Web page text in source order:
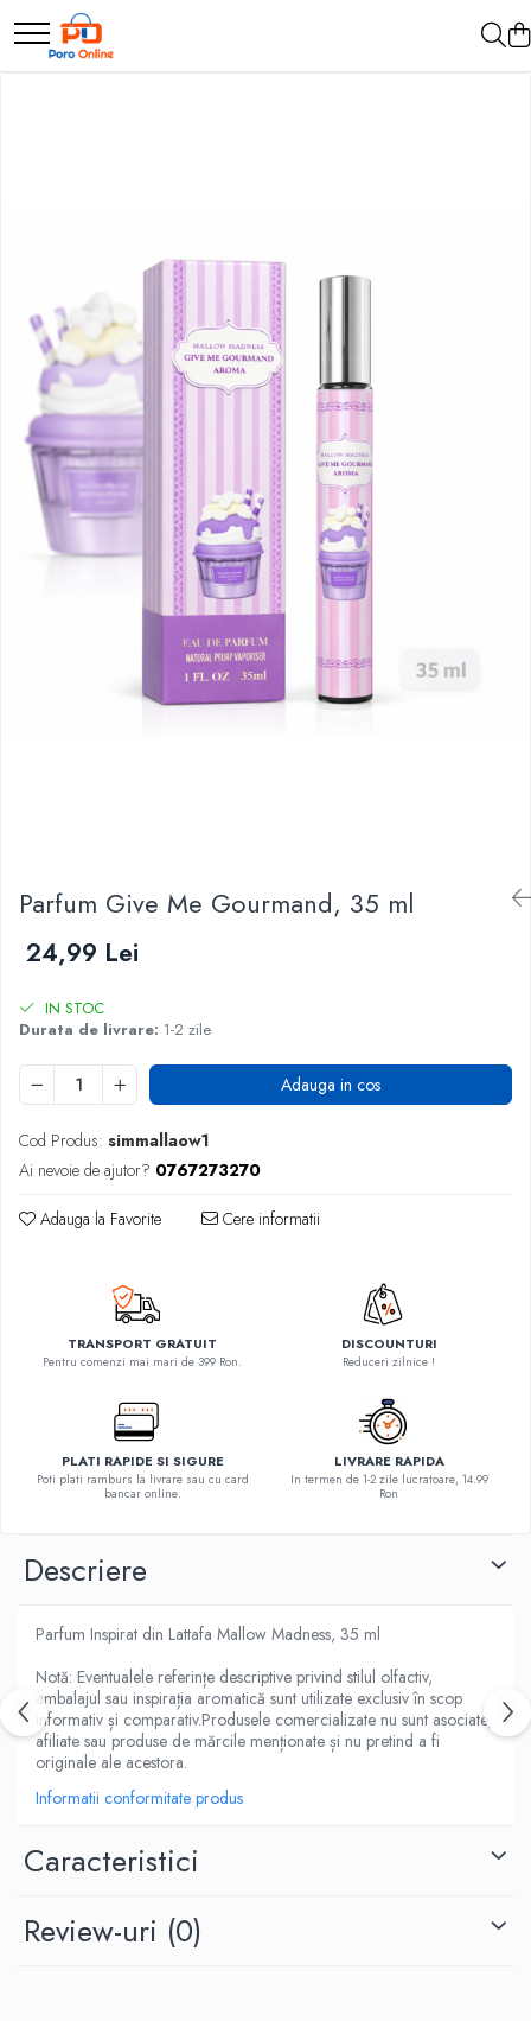
Parfum
Parfumuri Arabesti
Set Parfum
Parfum Give Me Gourmand, 35 ml
24,99 Lei
IN STOC
Durata de livrare: 1-2 zile
Adauga in cos
Cod Produs: simmallaow1
Ai nevoie de ajutor? 0767273270
Adauga la Favorite Cere informatii
TRANSPORT GRATUIT
Pentru comenzi mai mari de 399 Ron.
DISCOUNTURI
Reduceri zilnice !
PLATI RAPIDE SI SIGURE
Poti plati ramburs la livrare sau cu card
bancar online.
LIVRARE RAPIDA
In termen de 1-2 zile lucratoare, 14.99
Ron
Descriere
Parfum Inspirat din Lattafa Mallow Madness, 35 ml
​​​​​​​Notă: Eventualele referințe descriptive privind stilul olfactiv,
ambalajul sau inspirația aromatică sunt utilizate exclusiv în scop
informativ și comparativ.Produsele comercializate nu sunt asociate,
afiliate sau produse de mărcile menționate și nu pretind a fi
originale ale acestora.
Informatii conformitate produs
Caracteristici
Review-uri (0)